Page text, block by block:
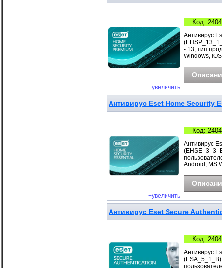
+увеличить
Код:
Антивирус
- 13, тип
Windows,
Антивирус Eset Home Security
+увеличить
Код:
Антивирус
Android, MS
Антивирус Eset Secure
Код:
Антивирус
(ESA_5_1_B)